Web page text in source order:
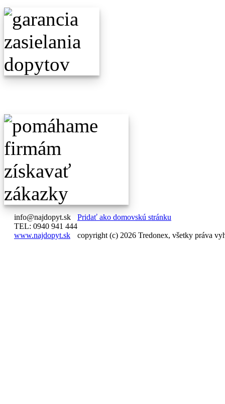
info@najdopyt.sk
TEL: 0940 941 444
www.najdopyt.sk
Pridať ako domovskú stránku
copyright (c) 2026 Tredonex, všetky práva